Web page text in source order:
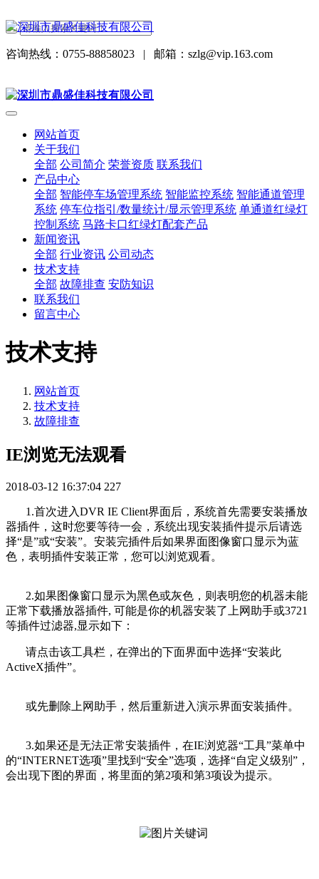
咨询热线：0755-88858023 | 邮箱：szlg@vip.163.com
网站首页
关于我们
全部 公司简介 荣誉资质 联系我们
产品中心
全部 智能停车场管理系统 智能监控系统 智能通道管理
系统 停车位指引/数量统计/显示管理系统 单通道红绿灯
控制系统 马路卡口红绿灯配套产品
新闻资讯
全部 行业资讯 公司动态
技术支持
全部 故障排查 安防知识
联系我们
留言中心
技术支持
网站首页
技术支持
故障排查
IE浏览无法观看
2018-03-12 16:37:04 227
1.首次进入DVR IE Client界面后，系统首先需要安装播放
器插件，这时您要等待一会，系统出现安装插件提示后请选
择“是”或“安装”。安装完插件后如果界面图像窗口显示为蓝
色，表明插件安装正常，您可以浏览观看。
2.如果图像窗口显示为黑色或灰色，则表明您的机器未能
正常下载播放器插件, 可能是你的机器安装了上网助手或3721
等插件过滤器,显示如下：
请点击该工具栏，在弹出的下面界面中选择“安装此
ActiveX插件”。
或先删除上网助手，然后重新进入演示界面安装插件。
3.如果还是无法正常安装插件，在IE浏览器“工具”菜单中
的“INTERNET选项”里找到“安全”选项，选择“自定义级别”，
会出现下图的界面，将里面的第2项和第3项设为提示。